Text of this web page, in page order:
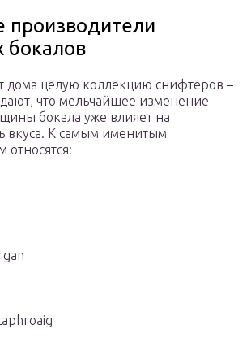
производители
бокалов
дома целую коллекцию снифтеров –
что мельчайшее изменение
бокала уже влияет на
вкуса. К самым именитым
относятся: